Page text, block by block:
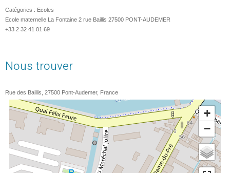
Catégories : Ecoles
Ecole maternelle La Fontaine 2 rue Baillis 27500 PONT-AUDEMER
+33 2 32 41 01 69
Nous trouver
Rue des Baillis, 27500 Pont-Audemer, France
+
−